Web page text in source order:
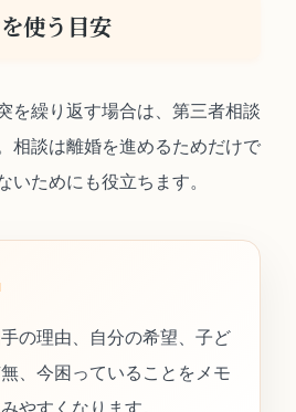
使う目安
を繰り返す場合は、第三者相談
相談は離婚を進めるためだけで
ためにも役立ちます。
の理由、自分の希望、子ど
、今困っていることをメモ